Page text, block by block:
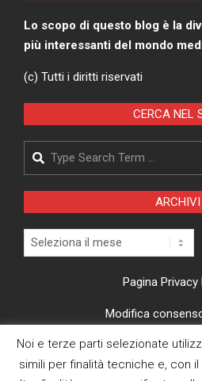
Lo scopo di questo blog è la
più interessanti del mondo
(c) Tutti i diritti riservati
CERCA NEL
Search
ARCHIVI
Archivi
Pagina Privacy
Modifica
CI TROVI
Noi e terze parti selezionate
simili per finalità tecniche e, con